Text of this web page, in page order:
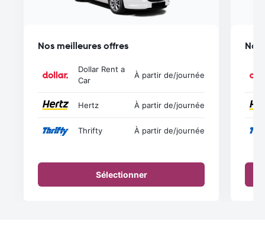
Nos meilleures offres
Dollar Rent a
Car
À partir de/journée
Hertz À partir de/journée
Thrifty À partir de/journée
Sélectionner
Nos